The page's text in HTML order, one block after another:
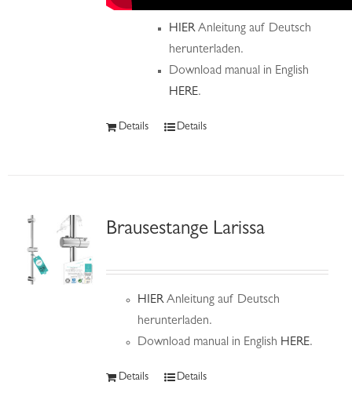
HIERAnleitung auf Deutsch
herunterladen.
Download manual in English
HERE.
Details Details
Brausestange Larissa
HIERAnleitung auf Deutsch
herunterladen.
Download manual in English HERE.
Details Details